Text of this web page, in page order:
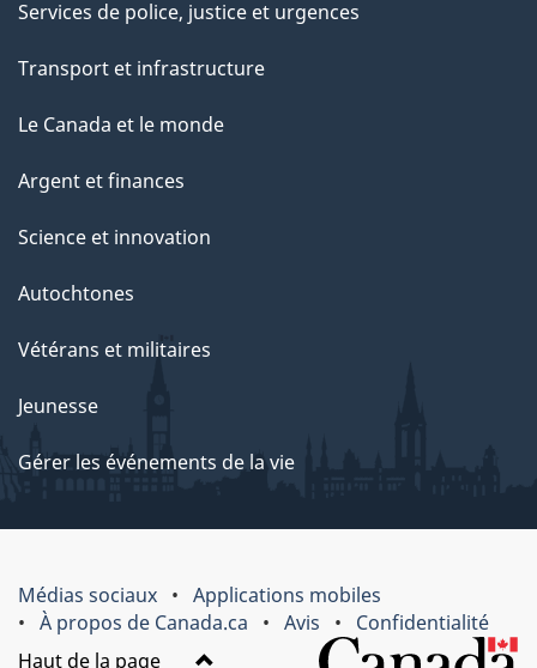
Services de police, justice et urgences
Transport et infrastructure
Le Canada et le monde
Argent et finances
Science et innovation
Autochtones
Vétérans et militaires
Jeunesse
Gérer les événements de la vie
Médias sociaux
Applications mobiles
À propos de Canada.ca
Avis
Confidentialité
Haut de la page